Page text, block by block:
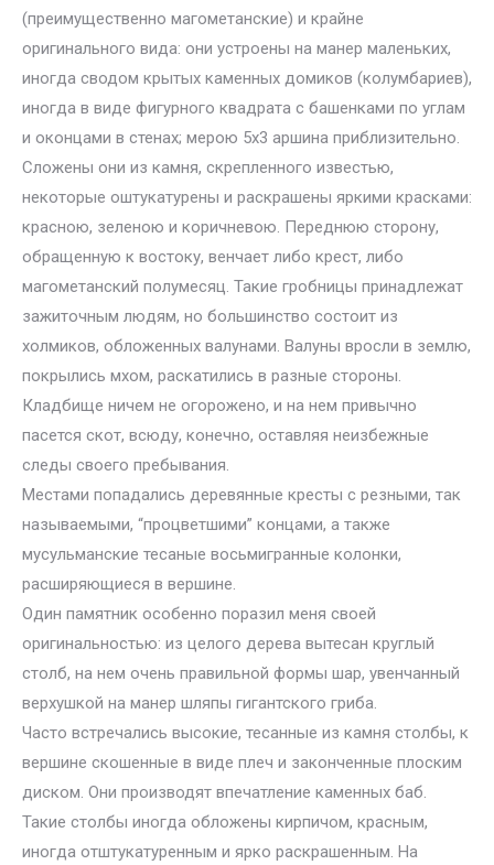
(преимущественно магометанские) и крайне
оригинального вида: они устроены на манер маленьких,
иногда сводом крытых каменных домиков (колумбариев),
иногда в виде фигурного квадрата с башенками по углам
и оконцами в стенах; мерою 5х3 аршина приблизительно.
Сложены они из камня, скрепленного известью,
некоторые оштукатурены и раскрашены яркими красками:
красною, зеленою и коричневою. Переднюю сторону,
обращенную к востоку, венчает либо крест, либо
магометанский полумесяц. Такие гробницы принадлежат
зажиточным людям, но большинство состоит из
холмиков, обложенных валунами. Валуны вросли в землю,
покрылись мхом, раскатились в разные стороны.
Кладбище ничем не огорожено, и на нем привычно
пасется скот, всюду, конечно, оставляя неизбежные
следы своего пребывания.
Местами попадались деревянные кресты с резными, так
называемыми, “процветшими” концами, а также
мусульманские тесаные восьмигранные колонки,
расширяющиеся в вершине.
Один памятник особенно поразил меня своей
оригинальностью: из целого дерева вытесан круглый
столб, на нем очень правильной формы шар, увенчанный
верхушкой на манер шляпы гигантского гриба.
Часто встречались высокие, тесанные из камня столбы, к
вершине скошенные в виде плеч и законченные плоским
диском. Они производят впечатление каменных баб.
Такие столбы иногда обложены кирпичом, красным,
иногда отштукатуренным и ярко раскрашенным. На